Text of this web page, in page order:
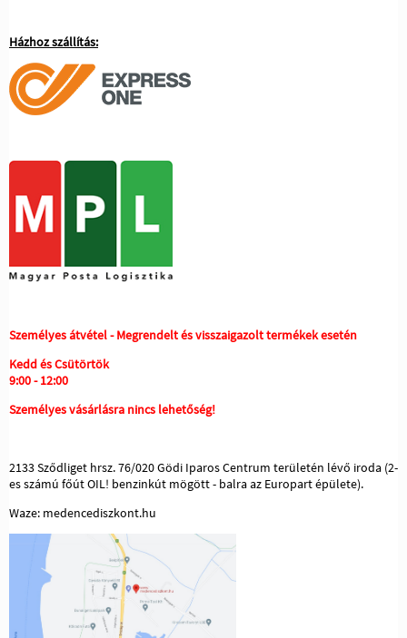
Házhoz szállítás:
Személyes átvétel - Megrendelt és visszaigazolt termékek esetén
Kedd és Csütörtök
9:00 - 12:00
Személyes vásárlásra nincs lehetőség!
2133 Sződliget hrsz. 76/020 Gödi Iparos Centrum területén lévő iroda (2-
es számú főút OIL! benzinkút mögött - balra az Europart épülete).
Waze: medencediszkont.hu